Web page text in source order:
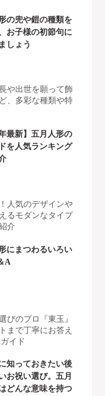
の兜や鎧の種類を
お子様の初節句に
しょう
や出世を願って飾
、多彩な種類や特
年最新】五月人形の
を人気ランキング
人気のデザインや
るモダンなタイプ
介
にまつわるいろい
A
びのプロ『東玉』
まで丁寧にお答え
イド
知っておきたい後
お祝い選び。五月
どんな意味を持つ